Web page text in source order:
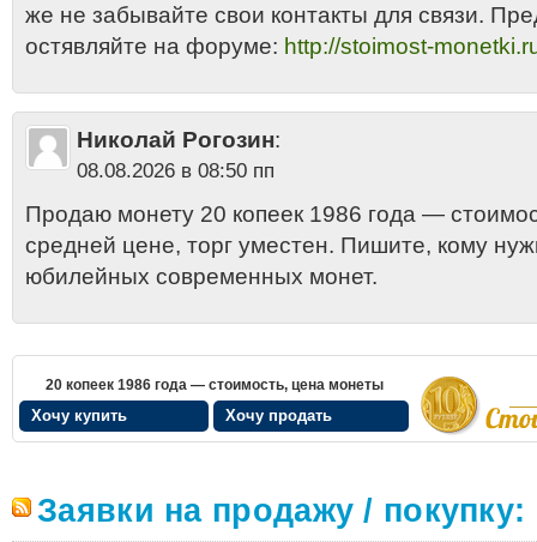
же не забывайте свои контакты для связи.
остявляйте на форуме: http://stoimost-
Николай Рогозин:
08.08.2026 в 08:50 пп
Продаю монету 20 копеек 1986 года —
средней цене, торг уместен. Пишите, кому
юбилейных современных монет.
20 копеек 1986 года — стоимость, цена монеты
Хочу купить Хочу продать
Заявки на продажу / покупку: